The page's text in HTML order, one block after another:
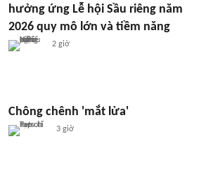
hưởng ứng Lễ hội Sầu riêng năm
2026 quy mô lớn và tiềm năng
2 giờ
Chông chênh 'mắt lửa'
3 giờ